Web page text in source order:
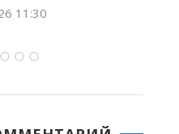
11:30